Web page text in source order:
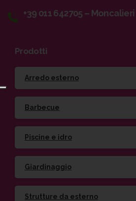
+39 011 642705 – Moncalieri
Prodotti
Arredo esterno
Barbecue
Piscine e idro
Giardinaggio
Strutture da esterno